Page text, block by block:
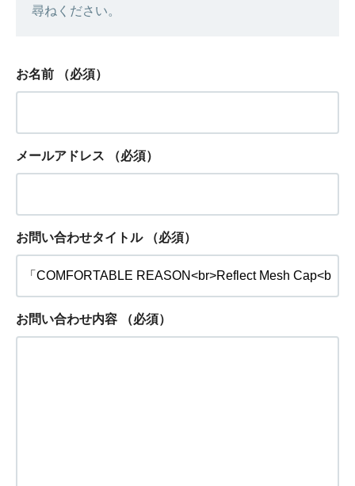
尋ねください。
お名前 （必須）
メールアドレス （必須）
お問い合わせタイトル （必須）
お問い合わせ内容 （必須）